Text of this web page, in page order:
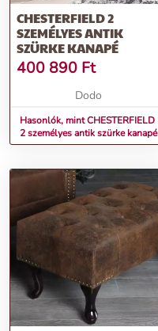
CHESTERFIELD 2
SZEMÉLYES ANTIK
SZÜRKE KANAPÉ
400 890 Ft
Dodo
Hasonlók, mint CHESTERFIELD
2 személyes antik szürke kanapé